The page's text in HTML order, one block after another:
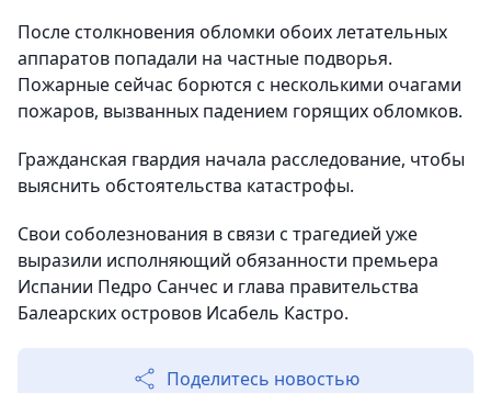
После столкновения обломки обоих летательных
аппаратов попадали на частные подворья.
Пожарные сейчас борются с несколькими очагами
пожаров, вызванных падением горящих обломков.
Гражданская гвардия начала расследование, чтобы
выяснить обстоятельства катастрофы.
Свои соболезнования в связи с трагедией уже
выразили исполняющий обязанности премьера
Испании Педро Санчес и глава правительства
Балеарских островов Исабель Кастро.
Поделитесь новостью